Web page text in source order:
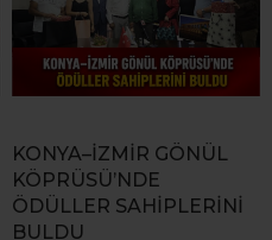
KONYA–İZMİR GÖNÜL
KÖPRÜSÜ’NDE
ÖDÜLLER SAHİPLERİNİ
BULDU